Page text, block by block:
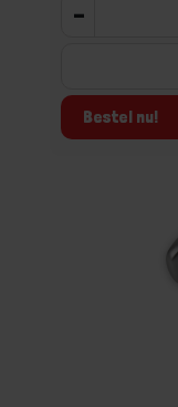
-
Bestel nu!